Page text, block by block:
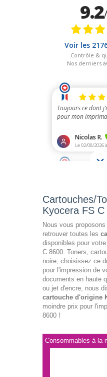
Cartouches/
Kyocera FS
Nous vous
retrouver toutes les
disponibles pour
C 8600. Toners,
noire, choisissez ce
pour l'impression de
documents en haute
ou jet d'encre, nous
cartouche d'origine
moindre prix pour
8600 !
Consommables à la